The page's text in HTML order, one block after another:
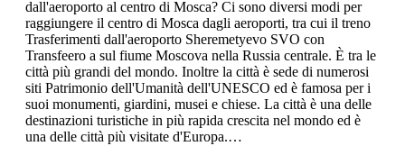
dall'aeroporto al centro di Mosca? Ci sono diversi modi per
raggiungere il centro di Mosca dagli aeroporti, tra cui il treno
Trasferimenti dall'aeroporto Sheremetyevo SVO con
Transfeero a sul fiume Moscova nella Russia centrale. È tra le
città più grandi del mondo. Inoltre la città è sede di numerosi
siti Patrimonio dell'Umanità dell'UNESCO ed è famosa per i
suoi monumenti, giardini, musei e chiese. La città è una delle
destinazioni turistiche in più rapida crescita nel mondo ed è
una delle città più visitate d'Europa.…